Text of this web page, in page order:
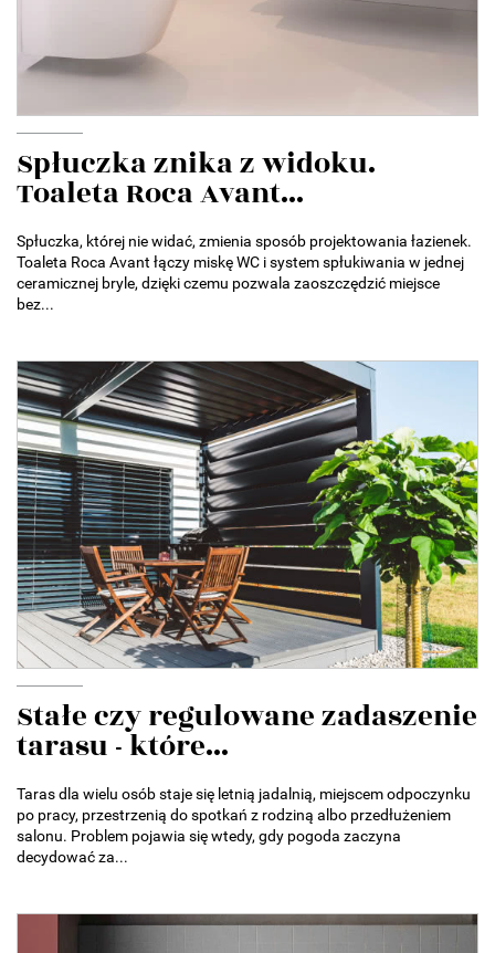
Spłuczka znika z widoku.
Toaleta Roca Avant...
Spłuczka, której nie widać, zmienia sposób projektowania łazienek.
Toaleta Roca Avant łączy miskę WC i system spłukiwania w jednej
ceramicznej bryle, dzięki czemu pozwala zaoszczędzić miejsce
bez...
Stałe czy regulowane zadaszenie
tarasu - które...
Taras dla wielu osób staje się letnią jadalnią, miejscem odpoczynku
po pracy, przestrzenią do spotkań z rodziną albo przedłużeniem
salonu. Problem pojawia się wtedy, gdy pogoda zaczyna
decydować za...